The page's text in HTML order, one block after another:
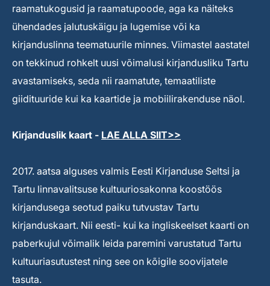
raamatukogusid ja raamatupoode, aga ka näiteks
ühendades jalutuskäigu ja lugemise või ka
kirjanduslinna teematuurile minnes. Viimastel aastatel
on tekkinud rohkelt uusi võimalusi kirjandusliku Tartu
avastamiseks, seda nii raamatute, temaatiliste
giidituuride kui ka kaartide ja mobiilirakenduse näol.
Kirjanduslik kaart - LAE ALLA SIIT>>
2017. aatsa alguses valmis Eesti Kirjanduse Seltsi ja
Tartu linnavalitsuse kultuuriosakonna koostöös
kirjandusega seotud paiku tutvustav Tartu
kirjanduskaart. Nii eesti- kui ka ingliskeelset kaarti on
paberkujul võimalik leida paremini varustatud Tartu
kultuuriasutustest ning see on kõigile soovijatele
tasuta.